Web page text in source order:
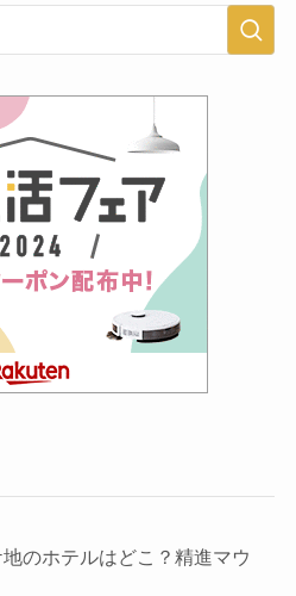
地のホテルはどこ？精進マウ